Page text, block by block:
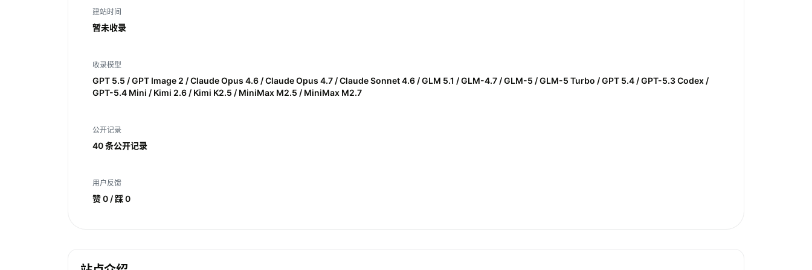
建站时间
暂未收录
收录模型
GPT 5.5 / GPT Image 2 / Claude Opus 4.6 / Claude Opus 4.7 / Claude Sonnet 4.6 / GLM 5.1 / GLM-4.7 / GLM-5 / GLM-5 Turbo / GPT 5.4 / GPT-5.3 Codex /
GPT-5.4 Mini / Kimi 2.6 / Kimi K2.5 / MiniMax M2.5 / MiniMax M2.7
公开记录
40 条公开记录
用户反馈
赞 0 / 踩 0